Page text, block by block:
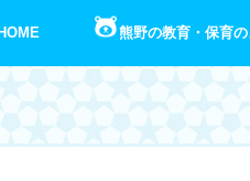
HOME 熊野の教育・保育